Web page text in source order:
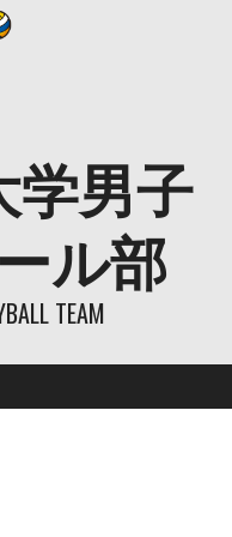
学男子
ル部
TEAM